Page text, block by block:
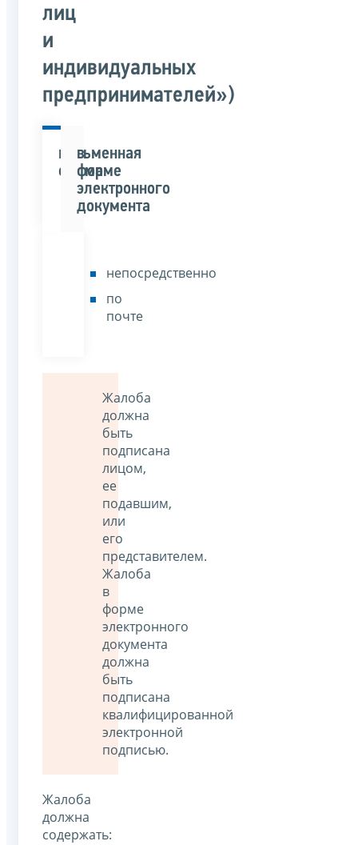
лиц
и
индивидуальных
предпринимателей»)
письменная
форма
в
форме
электронного
документа
непосредственно
по
почте
Жалоба
должна
быть
подписана
лицом,
ее
подавшим,
или
его
представителем.
Жалоба
в
форме
электронного
документа
должна
быть
подписана
квалифицированной
электронной
подписью.
Жалоба
должна
содержать: